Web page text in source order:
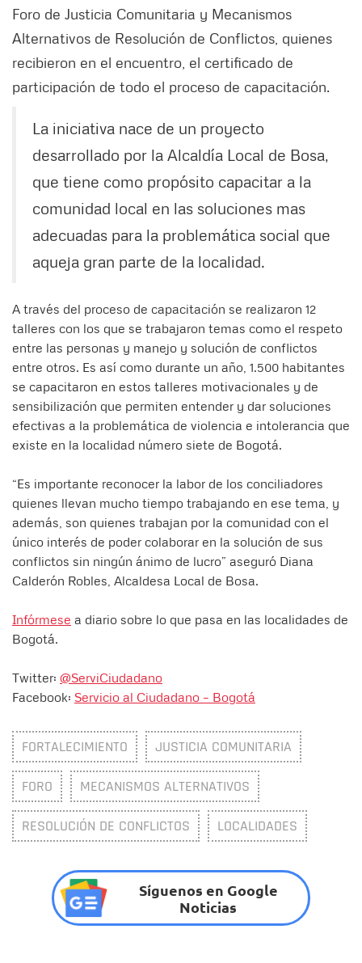
Foro de Justicia Comunitaria y Mecanismos
Alternativos de Resolución de Conflictos, quienes
recibieron en el encuentro, el certificado de
participación de todo el proceso de capacitación.
La iniciativa nace de un proyecto
desarrollado por la Alcaldía Local de Bosa,
que tiene como propósito capacitar a la
comunidad local en las soluciones mas
adecuadas para la problemática social que
aqueja gran parte de la localidad.
A través del proceso de capacitación se realizaron 12
talleres con los que se trabajaron temas como el respeto
entre las personas y manejo y solución de conflictos
entre otros. Es así como durante un año, 1.500 habitantes
se capacitaron en estos talleres motivacionales y de
sensibilización que permiten entender y dar soluciones
efectivas a la problemática de violencia e intolerancia que
existe en la localidad número siete de Bogotá.
“Es importante reconocer la labor de los conciliadores
quienes llevan mucho tiempo trabajando en ese tema, y
además, son quienes trabajan por la comunidad con el
único interés de poder colaborar en la solución de sus
conflictos sin ningún ánimo de lucro” aseguró Diana
Calderón Robles, Alcaldesa Local de Bosa.
Infórmese a diario sobre lo que pasa en las localidades de
Bogotá.
Twitter: @ServiCiudadano
Facebook: Servicio al Ciudadano – Bogotá
FORTALECIMIENTO JUSTICIA COMUNITARIA
FORO MECANISMOS ALTERNATIVOS
RESOLUCIÓN DE CONFLICTOS LOCALIDADES
Síguenos en Google
Noticias